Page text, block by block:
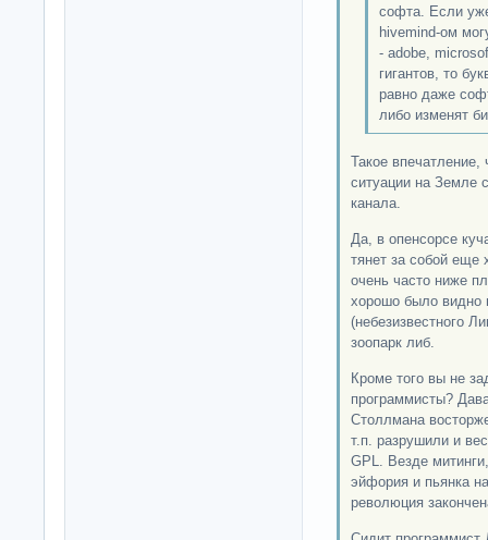
софта. Если
hivemind-ом
- adobe,
гигантов, то
равно даже
либо изменят
Такое
ситуации на Земле
канала.
Да, в опенсорсе
тянет за собой еще
очень часто ниже
хорошо было видно
(небезизвестного
зоопарк либ.
Кроме того вы не
программисты?
Столлмана
т.п. разрушили и
GPL. Везде
эйфория и пьянка
революция